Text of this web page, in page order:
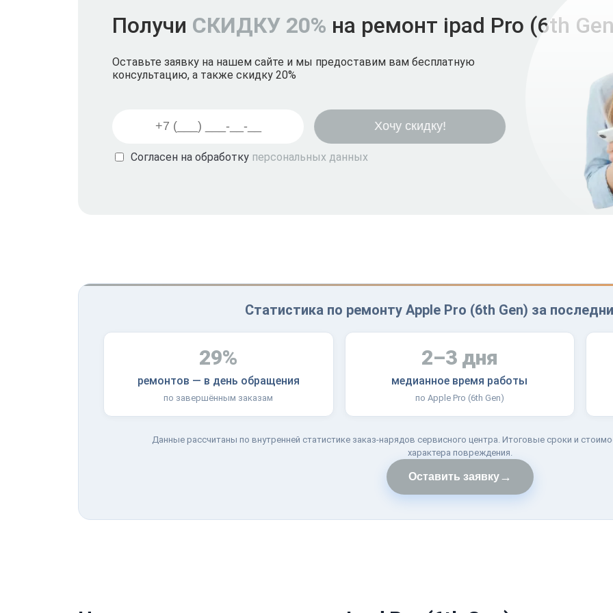
Получи СКИДКУ 20% на ремонт ipad Pro (6th
Оставьте заявку на нашем сайте и мы предоставим вам бесплатную
консультацию, а также скидку 20%
Согласен на обработку персональных данных
Статистика по ремонту Apple Pro (6th Gen) за
29%
ремонтов — в день обращения
по завершённым заказам
2–3 дня
медианное время работы
по Apple Pro (6th Gen)
Данные рассчитаны по внутренней статистике заказ-нарядов сервисного центра. Итоговые сроки и
характера повреждения.
Оставить заявку→